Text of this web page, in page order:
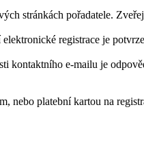
stránkách pořadatele.
registrace je
kontaktního e-mailu je
nebo platební kartou na